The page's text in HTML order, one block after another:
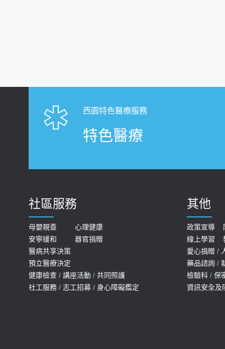
西園特色醫療服務
特色醫療
社區服務
母嬰親善
心理健康
安寧緩和
器官捐贈
醫病共享決策
預立醫療決定
健康檢查 / 講座活動 / 共同照護
社工服務 / 志工招募 / 身心障礙鑑定
其他
政策宣導
線上學習
愛心捐贈 /
藥品諮詢 /
檢驗科 / 保
資訊安全及